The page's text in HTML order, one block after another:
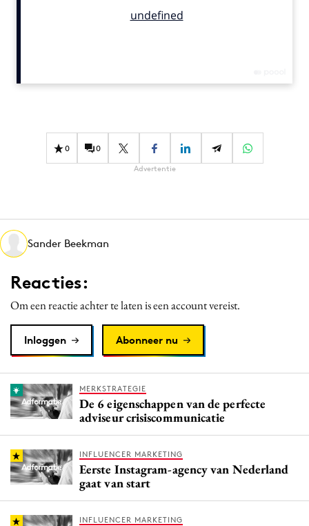
Design
Diversiteit
Effectiviteit
Martech
Media
Merkstrategie
Purpose Marketing
Reputatie & crisis
0 0
Advertentie
Sander Beekman
Reacties:
Om een reactie achter te laten is een account vereist.
Inloggen Abonneer nu
MERKSTRATEGIE
De 6 eigenschappen van de perfecte
adviseur crisiscommunicatie
INFLUENCER MARKETING
Eerste Instagram-agency van Nederland
gaat van start
INFLUENCER MARKETING